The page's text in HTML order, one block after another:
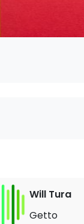
Will Tura
Getto